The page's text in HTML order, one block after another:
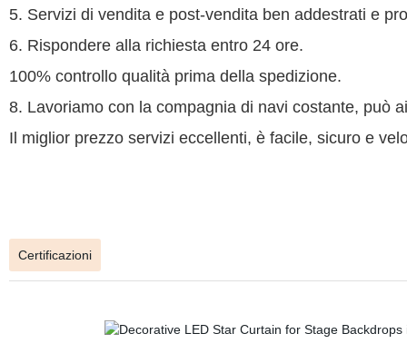
5. Servizi di vendita e post-vendita ben addestrati e
6. Rispondere alla richiesta entro 24 ore.
100% controllo qualità prima della spedizione.
8. Lavoriamo con la compagnia di navi costante, può
Il miglior prezzo servizi eccellenti, è facile, sicuro e
Certificazioni